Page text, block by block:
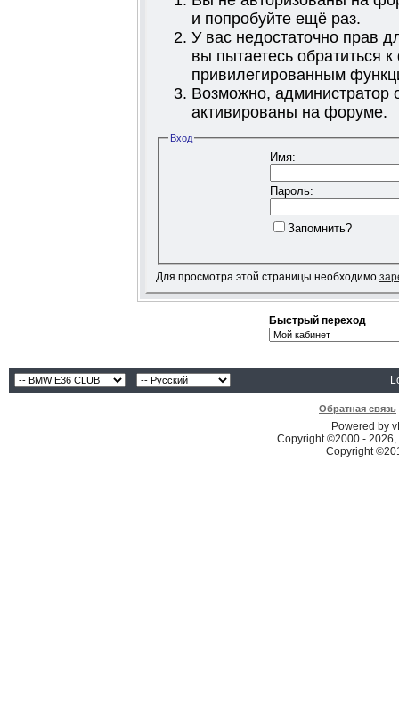
и попробуйте ещё раз.
У вас недостаточно прав
вы пытаетесь обратиться
привилегированным
Возможно, администратор
активированы на форуме.
Вход
Имя:
Пароль:
Запомнить?
Для просмотра этой страницы необходимо
Быстрый переход
Обратная связь
Powered by
Copyright ©2000 -
Copyright